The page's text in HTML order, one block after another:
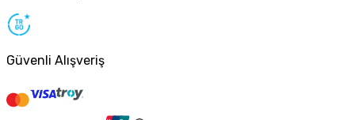
Güvenli Alışveriş